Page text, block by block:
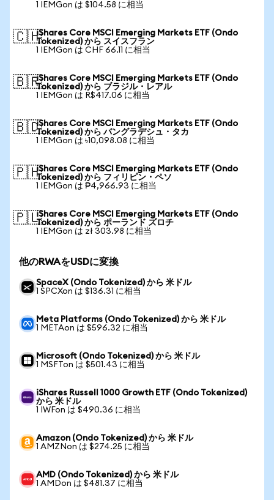
1 IEMGon は $104.58 に相当
🇨🇭iShares Core MSCI Emerging Markets ETF (Ondo
Tokenized) から スイスフラン
1 IEMGon は CHF 66.11 に相当
🇧🇷iShares Core MSCI Emerging Markets ETF (Ondo
Tokenized) から ブラジル・レアル
1 IEMGon は R$417.06 に相当
🇧🇩iShares Core MSCI Emerging Markets ETF (Ondo
Tokenized) から バングラデシュ・タカ
1 IEMGon は ৳10,098.08 に相当
🇵🇭iShares Core MSCI Emerging Markets ETF (Ondo
Tokenized) から フィリピン・ペソ
1 IEMGon は ₱4,966.93 に相当
🇵🇱iShares Core MSCI Emerging Markets ETF (Ondo
Tokenized) から ポーランド ズロチ
1 IEMGon は zł 303.98 に相当
他のRWAをUSDに変換
SpaceX (Ondo Tokenized) から 米ドル
1 SPCXon は $136.31 に相当
Meta Platforms (Ondo Tokenized) から 米ドル
1 METAon は $596.32 に相当
Microsoft (Ondo Tokenized) から 米ドル
1 MSFTon は $501.43 に相当
iShares Russell 1000 Growth ETF (Ondo Tokenized)
から 米ドル
1 IWFon は $490.36 に相当
Amazon (Ondo Tokenized) から 米ドル
1 AMZNon は $274.25 に相当
AMD (Ondo Tokenized) から 米ドル
1 AMDon は $481.37 に相当